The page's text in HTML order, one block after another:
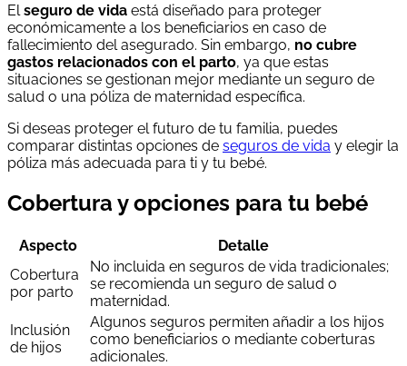
Elseguro de vida está diseñado para proteger
económicamente a los beneficiarios en caso de
fallecimiento del asegurado. Sin embargo, no cubre
gastos relacionados con el parto, ya que estas
situaciones se gestionan mejor mediante un seguro de
salud o una póliza de maternidad específica.
Si deseas proteger el futuro de tu familia, puedes
comparar distintas opciones de seguros de vida y elegir la
póliza más adecuada para ti y tu bebé.
Cobertura y opciones para tu bebé
Aspecto
Detalle
Cobertura
por parto
No incluida en seguros de vida tradicionales;
se recomienda un seguro de salud o
maternidad.
Inclusión
de hijos
Algunos seguros permiten añadir a los hijos
como beneficiarios o mediante coberturas
adicionales.